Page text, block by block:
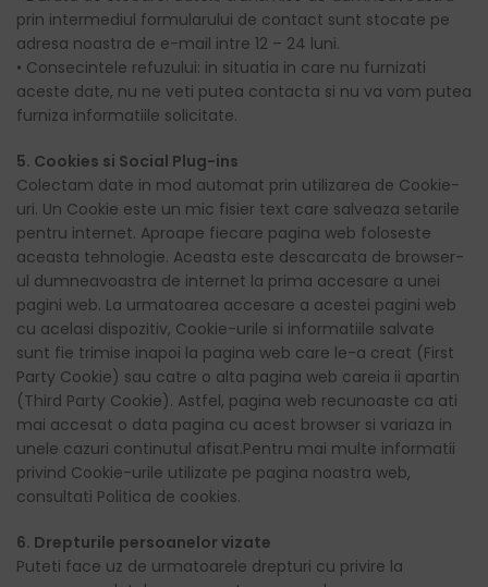
prin intermediul formularului de contact sunt stocate pe
adresa noastra de e-mail intre 12 – 24 luni.
• Consecintele refuzului: in situatia in care nu furnizati
aceste date, nu ne veti putea contacta si nu va vom putea
furniza informatiile solicitate.
5. Cookies si Social Plug-ins
Colectam date in mod automat prin utilizarea de Cookie-
uri. Un Cookie este un mic fisier text care salveaza setarile
pentru internet. Aproape fiecare pagina web foloseste
aceasta tehnologie. Aceasta este descarcata de browser-
ul dumneavoastra de internet la prima accesare a unei
pagini web. La urmatoarea accesare a acestei pagini web
cu acelasi dispozitiv, Cookie-urile si informatiile salvate
sunt fie trimise inapoi la pagina web care le-a creat (First
Party Cookie) sau catre o alta pagina web careia ii apartin
(Third Party Cookie). Astfel, pagina web recunoaste ca ati
mai accesat o data pagina cu acest browser si variaza in
unele cazuri continutul afisat.Pentru mai multe informatii
privind Cookie-urile utilizate pe pagina noastra web,
consultati Politica de cookies.
6. Drepturile persoanelor vizate
Puteti face uz de urmatoarele drepturi cu privire la